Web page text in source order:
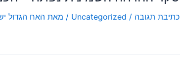
כתיבת תגובה /
Uncategorized / מאת האח הגדול